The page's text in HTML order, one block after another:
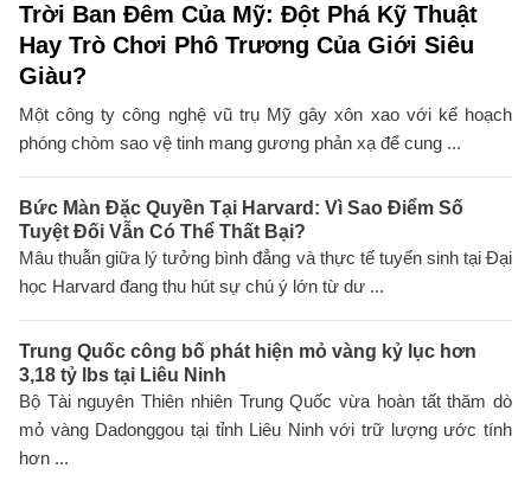
Trời Ban Đêm Của Mỹ: Đột Phá Kỹ Thuật
Hay Trò Chơi Phô Trương Của Giới Siêu
Giàu?
Một công ty công nghệ vũ trụ Mỹ gây xôn xao với kế hoạch
phóng chòm sao vệ tinh mang gương phản xạ để cung ...
Bức Màn Đặc Quyền Tại Harvard: Vì Sao Điểm Số
Tuyệt Đối Vẫn Có Thể Thất Bại?
Mâu thuẫn giữa lý tưởng bình đẳng và thực tế tuyển sinh tại Đại
học Harvard đang thu hút sự chú ý lớn từ dư ...
Trung Quốc công bố phát hiện mỏ vàng kỷ lục hơn
3,18 tỷ lbs tại Liêu Ninh
Bộ Tài nguyên Thiên nhiên Trung Quốc vừa hoàn tất thăm dò
mỏ vàng Dadonggou tại tỉnh Liêu Ninh với trữ lượng ước tính
hơn ...